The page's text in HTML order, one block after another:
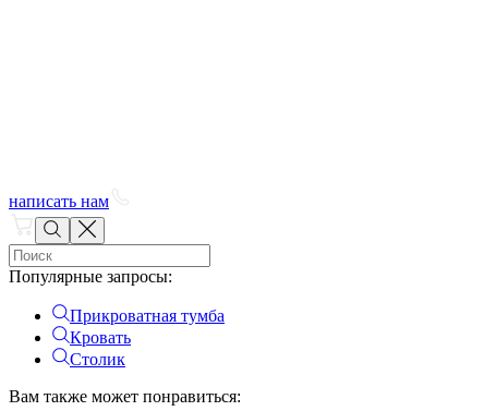
написать нам
Популярные запросы:
Прикроватная тумба
Кровать
Столик
Вам также может понравиться: